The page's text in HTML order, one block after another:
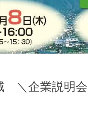
＼企業説明会